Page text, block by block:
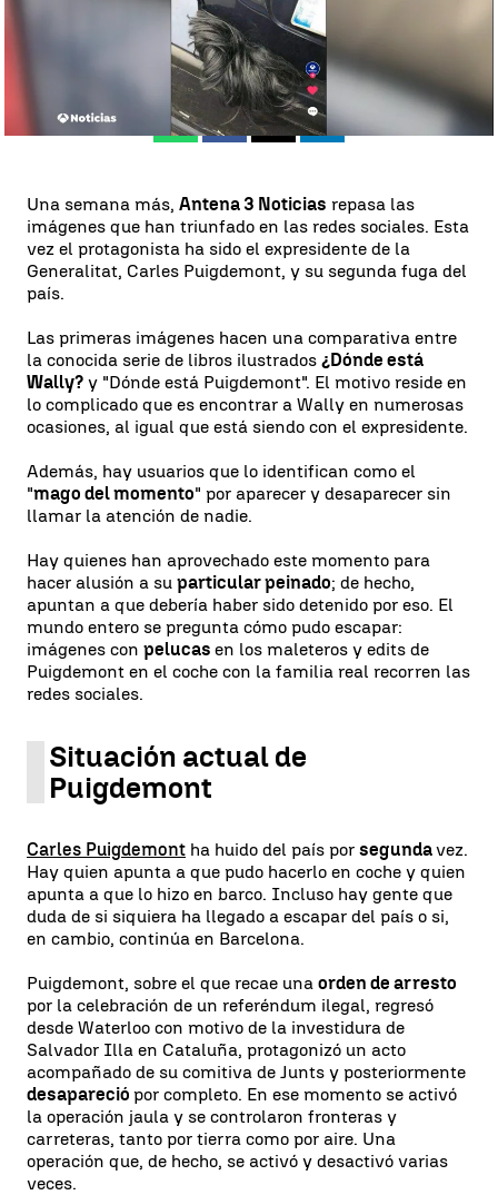
Antena 3 Noticias
09 de agosto de 2024, 19:07
WhatsappFacebook
X Linkedin
Una semana más, Antena 3 Noticias repasa las
imágenes que han triunfado en las redes sociales. Esta
vez el protagonista ha sido el expresidente de la
Generalitat, Carles Puigdemont, y su segunda fuga del
país.
Las primeras imágenes hacen una comparativa entre
la conocida serie de libros ilustrados ¿Dónde está
Wally? y "Dónde está Puigdemont". El motivo reside en
lo complicado que es encontrar a Wally en numerosas
ocasiones, al igual que está siendo con el expresidente.
Además, hay usuarios que lo identifican como el
"mago del momento" por aparecer y desaparecer sin
llamar la atención de nadie.
Hay quienes han aprovechado este momento para
hacer alusión a su particular peinado; de hecho,
apuntan a que debería haber sido detenido por eso. El
mundo entero se pregunta cómo pudo escapar:
imágenes con pelucas en los maleteros y edits de
Puigdemont en el coche con la familia real recorren las
redes sociales.
Situación actual de
Puigdemont
Carles Puigdemont ha huido del país por segundavez.
Hay quien apunta a que pudo hacerlo en coche y quien
apunta a que lo hizo en barco. Incluso hay gente que
duda de si siquiera ha llegado a escapar del país o si,
en cambio, continúa en Barcelona.
Puigdemont, sobre el que recae una orden de arresto
por la celebración de un referéndum ilegal, regresó
desde Waterloo con motivo de la investidura de
Salvador Illa en Cataluña, protagonizó un acto
acompañado de su comitiva de Junts y posteriormente
desapareció por completo. En ese momento se activó
la operación jaula y se controlaron fronteras y
carreteras, tanto por tierra como por aire. Una
operación que, de hecho, se activó y desactivó varias
veces.